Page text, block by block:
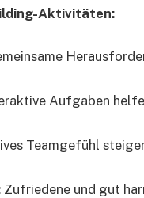
Aktivitäten:
Aufgaben
Teamgefühl
Zufriedene und gut